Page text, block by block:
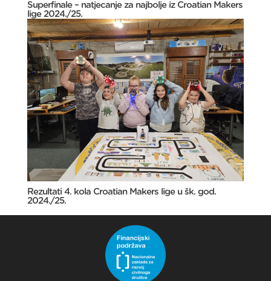
Superfinale – natjecanje za najbolje iz Croatian Makers
lige 2024./25.
Rezultati 4. kola Croatian Makers lige u šk. god.
2024./25.